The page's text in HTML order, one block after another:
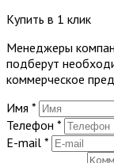
Купить в 1 клик
Менеджеры
подберут
коммерческое
Имя *
Телефон *
E-mail *